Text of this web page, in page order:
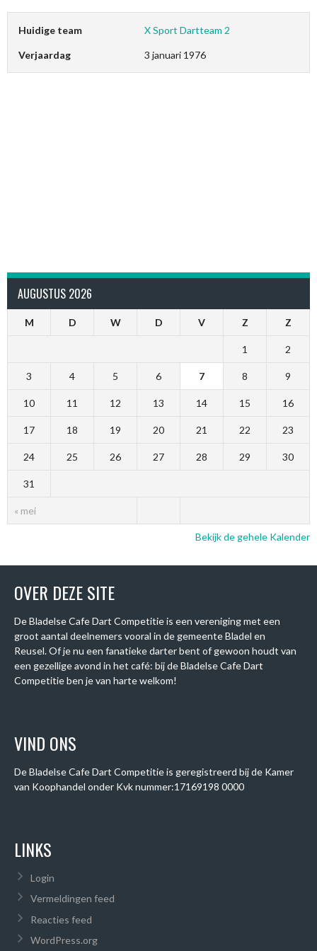
Huidige team X Sport Dartteam 2
Verjaardag 3 januari 1976
AUGUSTUS 2026
M D W D V Z Z
« mei
1 2
3 4 5 6 7 8 9
10 11 12 13 14 15 16
17 18 19 20 21 22 23
24 25 26 27 28 29 30
31
Bekijk de gehele Kalender
OVER DEZE SITE
De Bladelse Cafe Dart Competitie is een vereniging met een
groot aantal deelnemers vooral in de gemeente Bladel en
Reusel. Of je nu een fanatieke darter bent of gewoon houdt van
een gezellige avond in het café: bij de Bladelse Cafe Dart
Competitie ben je van harte welkom!
VIND ONS
De Bladelse Cafe Dart Competitie is geregistreerd bij de Kamer
van Koophandel onder Kvk nummer:17169198 0000
LINKS
Login
Vermeldingen feed
Reacties feed
WordPress.org